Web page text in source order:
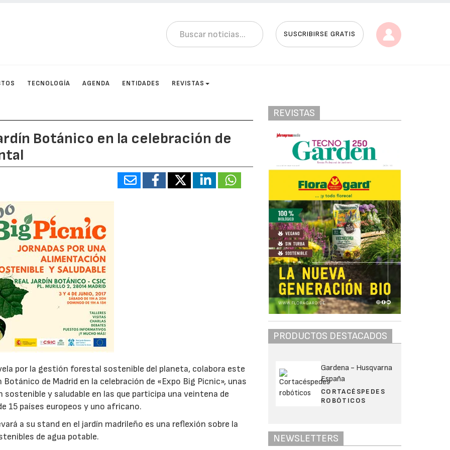
SUSCRIBIRSE GRATIS
TECNOLOGÍA AGENDA ENTIDADES REVISTAS
Botánico en la celebración de
por la gestión forestal sostenible del planeta, colabora este
de Madrid en la celebración de «Expo Big Picnic», unas
y saludable en las que participa una veintena de
15 países europeos y uno africano.
a su stand en el jardín madrileño es una reflexión sobre la
de agua potable.
REVISTAS
PRODUCTOS DESTACADOS
Gardena - Husqvarna
España
CORTACÉSPEDES
ROBÓTICOS
NEWSLETTERS